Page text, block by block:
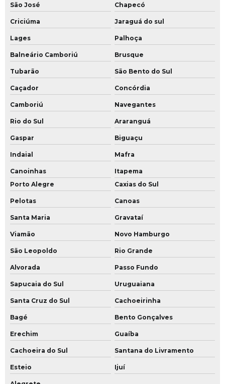
São José Chapecó
Criciúma Jaraguá do sul
Lages Palhoça
Balneário Camboriú Brusque
Tubarão São Bento do Sul
Caçador Concórdia
Camboriú Navegantes
Rio do Sul Araranguá
Gaspar Biguaçu
Indaial Mafra
Canoinhas
Itapema
Porto Alegre
Caxias do Sul
Pelotas Canoas
Santa Maria Gravataí
Viamão Novo Hamburgo
São Leopoldo Rio Grande
Alvorada Passo Fundo
Sapucaia do Sul Uruguaiana
Santa Cruz do Sul Cachoeirinha
Bagé Bento Gonçalves
Erechim Guaíba
Cachoeira do Sul Santana do Livramento
Esteio Ijuí